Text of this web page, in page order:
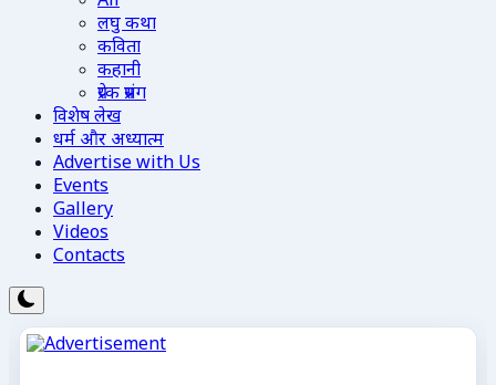
लघु कथा
कविता
कहानी
प्रेरक प्रसंग
विशेष लेख
धर्म और अध्यात्म
Advertise with Us
Events
Gallery
Videos
Contacts